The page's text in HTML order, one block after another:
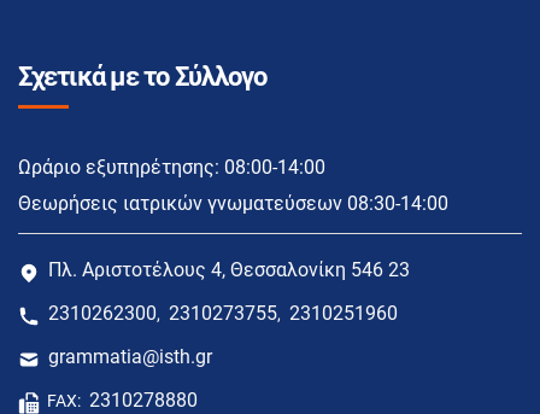
Σχετικά με το Σύλλογο
Ωράριο εξυπηρέτησης: 08:00-14:00
Θεωρήσεις ιατρικών γνωματεύσεων 08:30-14:00
Πλ. Αριστοτέλους 4, Θεσσαλονίκη 546 23
2310262300, 2310273755, 2310251960
grammatia@isth.gr
FAX: 2310278880